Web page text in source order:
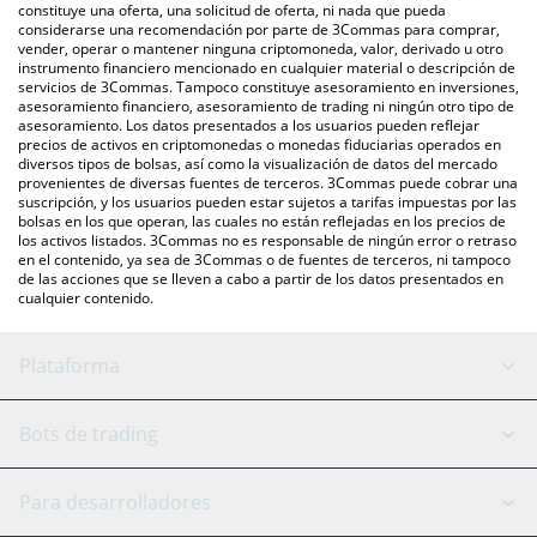
También puedes utilizar nuestra tabla de precios de KONET que
se encuentra arriba para verificar el último precio de KONET en
las principales monedas fiduciarias y criptomonedas.
constituye una oferta, una solicitud de oferta, ni nada que pueda
considerarse una recomendación por parte de 3Commas para comprar,
vender, operar o mantener ninguna criptomoneda, valor, derivado u otro
instrumento financiero mencionado en cualquier material o descripción de
servicios de 3Commas. Tampoco constituye asesoramiento en inversiones,
asesoramiento financiero, asesoramiento de trading ni ningún otro tipo de
asesoramiento. Los datos presentados a los usuarios pueden reflejar
precios de activos en criptomonedas o monedas fiduciarias operados en
diversos tipos de bolsas, así como la visualización de datos del mercado
provenientes de diversas fuentes de terceros. 3Commas puede cobrar una
suscripción, y los usuarios pueden estar sujetos a tarifas impuestas por las
bolsas en los que operan, las cuales no están reflejadas en los precios de
los activos listados. 3Commas no es responsable de ningún error o retraso
en el contenido, ya sea de 3Commas o de fuentes de terceros, ni tampoco
de las acciones que se lleven a cabo a partir de los datos presentados en
cualquier contenido.
Plataforma
Bot GRID
Bots de trading
Binance
Para desarrolladores